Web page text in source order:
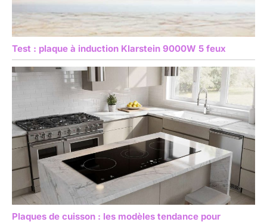
Test : plaque à induction Klarstein 9000W 5 feux
Plaques de cuisson : les modèles tendance pour